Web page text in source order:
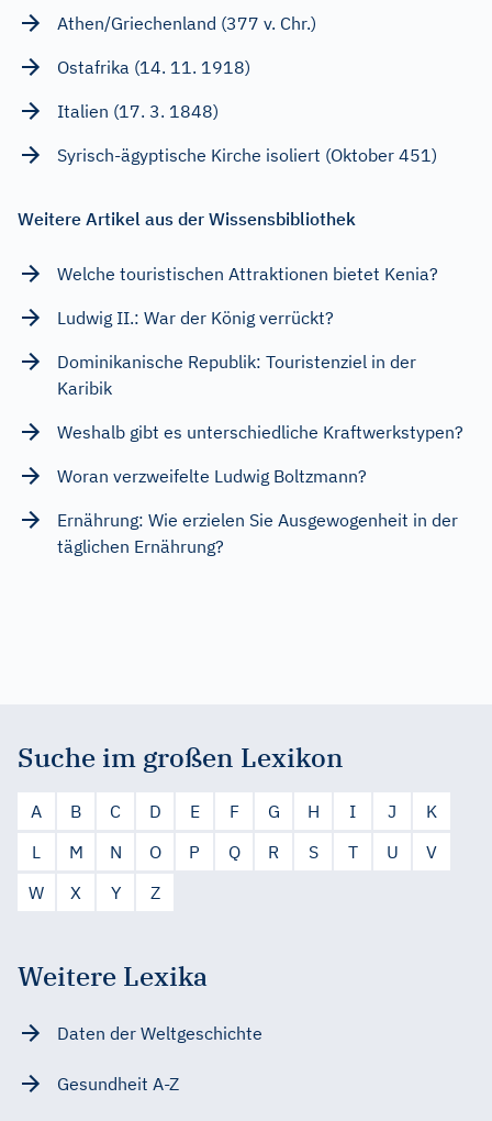
Athen/Griechenland (377 v. Chr.)
Ostafrika (14. 11. 1918)
Italien (17. 3. 1848)
Syrisch-ägyptische Kirche isoliert (Oktober 451)
Weitere Artikel aus der Wissensbibliothek
Welche touristischen Attraktionen bietet Kenia?
Ludwig II.: War der König verrückt?
Dominikanische Republik: Touristenziel in der
Karibik
Weshalb gibt es unterschiedliche Kraftwerkstypen?
Woran verzweifelte Ludwig Boltzmann?
Ernährung: Wie erzielen Sie Ausgewogenheit in der
täglichen Ernährung?
Suche im großen Lexikon
A B C D E F G H I J
K
L
M N O P Q R S T U
V
W
X Y Z
Weitere Lexika
Daten der Weltgeschichte
Gesundheit A-Z